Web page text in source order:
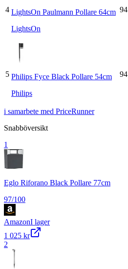
4 LightsOn Paulmann Pollare 64cm
LightsOn
94
5 Philips Fyce Black Pollare 54cm
Philips
94
i samarbete med PriceRunner
Snabböversikt
1
Eglo Riforano Black Pollare 77cm
97/100
AmazonI lager
1 025 kr
2